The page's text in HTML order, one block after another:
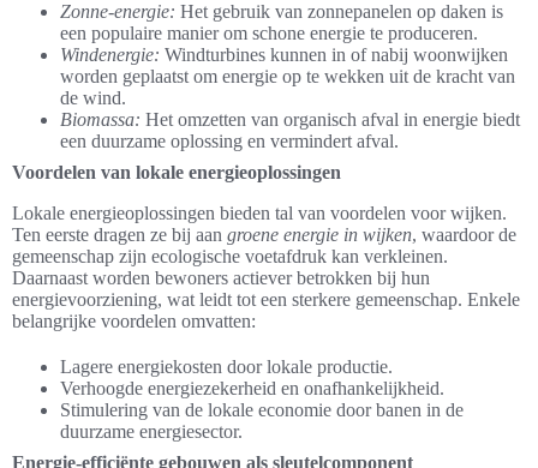
Zonne-energie: Het gebruik van zonnepanelen op daken is
een populaire manier om schone energie te produceren.
Windenergie: Windturbines kunnen in of nabij woonwijken
worden geplaatst om energie op te wekken uit de kracht van
de wind.
Biomassa: Het omzetten van organisch afval in energie biedt
een duurzame oplossing en vermindert afval.
Voordelen van lokale energieoplossingen
Lokale energieoplossingen bieden tal van voordelen voor wijken.
Ten eerste dragen ze bij aan groene energie in wijken, waardoor de
gemeenschap zijn ecologische voetafdruk kan verkleinen.
Daarnaast worden bewoners actiever betrokken bij hun
energievoorziening, wat leidt tot een sterkere gemeenschap. Enkele
belangrijke voordelen omvatten:
Lagere energiekosten door lokale productie.
Verhoogde energiezekerheid en onafhankelijkheid.
Stimulering van de lokale economie door banen in de
duurzame energiesector.
Energie-efficiënte gebouwen als sleutelcomponent